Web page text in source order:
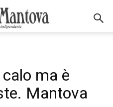
ma è
Mantova